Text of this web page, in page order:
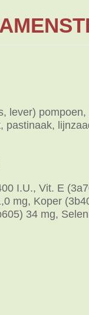
lever) pompoen,
pastinaak,
I.U., Vit. E
mg, Koper
34 mg,